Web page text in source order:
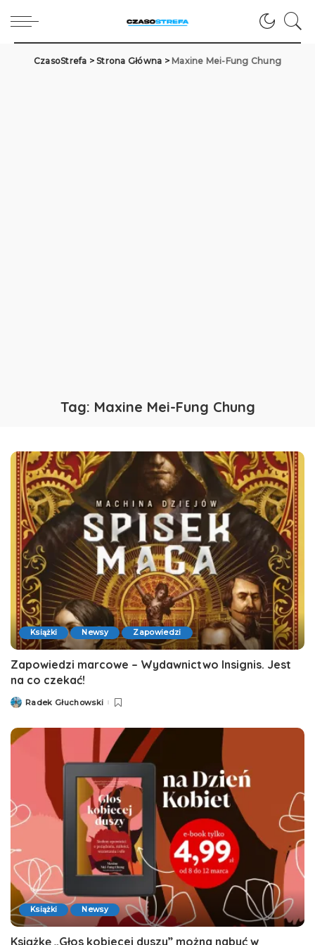
CzasoStrefa >Strona Główna > Maxine Mei-Fung Chung
Tag: Maxine Mei-Fung Chung
Książki Newsy Zapowiedzi
Zapowiedzi marcowe – Wydawnictwo Insignis. Jest
na co czekać!
PostedRadek Głuchowski
Książki Newsy
Książkę „Głos kobiecej duszy” można nabyć w